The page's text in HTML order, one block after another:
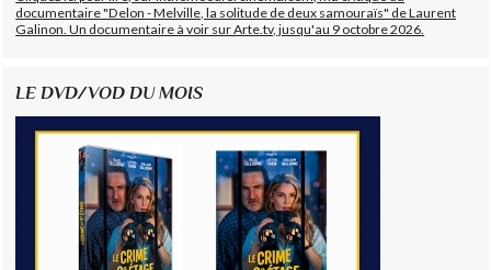
documentaire "Delon - Melville, la solitude de deux samouraïs" de Laurent
Galinon. Un documentaire à voir sur Arte.tv, jusqu'au 9 octobre 2026.
LE DVD/VOD DU MOIS